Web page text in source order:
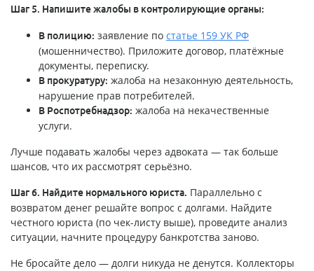
Шаг 5. Напишите жалобы в контролирующие органы:
В полицию: заявление по статье 159 УК РФ
(мошенничество). Приложите договор, платёжные
документы, переписку.
В прокуратуру: жалоба на незаконную деятельность,
нарушение прав потребителей.
В Роспотребнадзор: жалоба на некачественные
услуги.
Лучше подавать жалобы через адвоката — так больше
шансов, что их рассмотрят серьёзно.
Шаг 6. Найдите нормального юриста. Параллельно с
возвратом денег решайте вопрос с долгами. Найдите
честного юриста (по чек-листу выше), проведите анализ
ситуации, начните процедуру банкротства заново.
Не бросайте дело — долги никуда не денутся. Коллекторы